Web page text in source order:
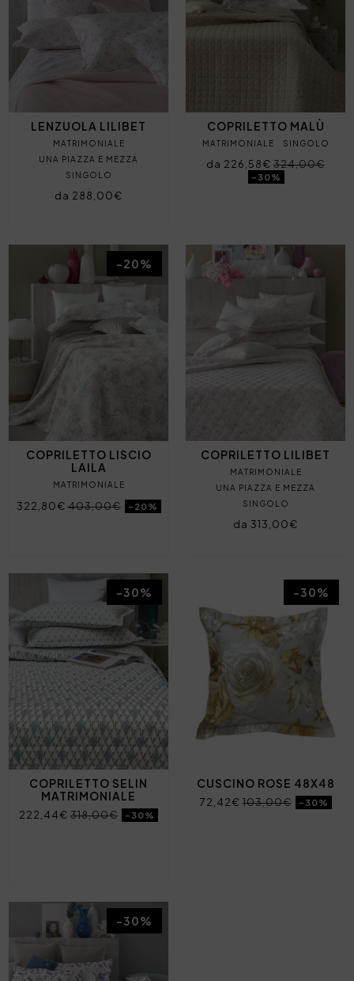
LENZUOLA LILIBET
MATRIMONIALE
UNA PIAZZA E MEZZA
SINGOLO
da 288,00€
COPRILETTO MALÙ
MATRIMONIALE SINGOLO
da 226,58€ 324,00€
-30%
COPRILETTO LISCIO
LAILA
MATRIMONIALE
322,80€403,00€ -20%
-20%
COPRILETTO LILIBET
MATRIMONIALE
UNA PIAZZA E MEZZA
SINGOLO
da 313,00€
COPRILETTO SELIN
MATRIMONIALE
222,44€ 318,00€ -30%
-30%
CUSCINO ROSE 48X48
72,42€103,00€ -30%
-30%
-30%